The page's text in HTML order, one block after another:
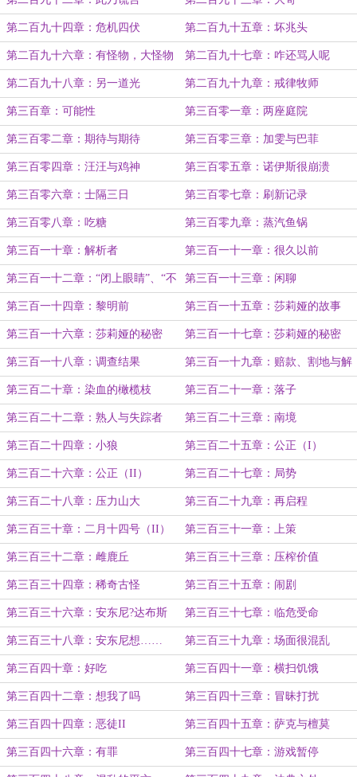
第二百九十四章：危机四伏 第二百九十五章：坏兆头
第二百九十六章：有怪物，大怪物 第二百九十七章：咋还骂人呢
第二百九十八章：另一道光 第二百九十九章：戒律牧师
第三百章：可能性 第三百零一章：两座庭院
第三百零二章：期待与期待 第三百零三章：加雯与巴菲
第三百零四章：汪汪与鸡神 第三百零五章：诺伊斯很崩溃
第三百零六章：士隔三日 第三百零七章：刷新记录
第三百零八章：吃糖 第三百零九章：蒸汽鱼锅
第三百一十章：解析者 第三百一十一章：很久以前
第三百一十二章：“闭上眼睛”、“不
要！”
第三百一十三章：闲聊
第三百一十四章：黎明前 第三百一十五章：莎莉娅的故事
第三百一十六章：莎莉娅的秘密 第三百一十七章：莎莉娅的秘密
（II）
第三百一十八章：调查结果 第三百一十九章：赔款、割地与解
禁
第三百二十章：染血的橄榄枝 第三百二十一章：落子
第三百二十二章：熟人与失踪者 第三百二十三章：南境
第三百二十四章：小狼 第三百二十五章：公正（I）
第三百二十六章：公正（II） 第三百二十七章：局势
第三百二十八章：压力山大 第三百二十九章：再启程
第三百三十章：二月十四号（II） 第三百三十一章：上策
第三百三十二章：雌鹿丘 第三百三十三章：压榨价值
第三百三十四章：稀奇古怪 第三百三十五章：闹剧
第三百三十六章：安东尼?达布斯 第三百三十七章：临危受命
第三百三十八章：安东尼想…… 第三百三十九章：场面很混乱
第三百四十章：好吃 第三百四十一章：横扫饥饿
第三百四十二章：想我了吗 第三百四十三章：冒昧打扰
第三百四十四章：恶徒II 第三百四十五章：萨克与檀莫
第三百四十六章：有罪 第三百四十七章：游戏暂停